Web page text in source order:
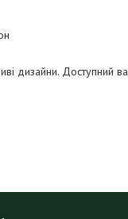
дизайни. Доступний